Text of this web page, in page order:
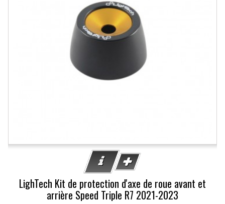
LighTech Kit de protection d'axe de roue avant et
arrière Speed Triple R7 2021-2023